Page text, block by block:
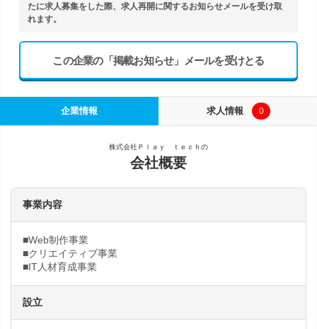
たに求人募集をした際、求人再開に関するお知らせメールを受け取
れます。
この企業の「掲載お知らせ」メールを受けとる
企業情報 求人情報 0
株式会社Ｐｌａｙ ｔｅｃｈの
会社概要
事業内容
■Web制作事業
■クリエイティブ事業
■IT人材育成事業
設立